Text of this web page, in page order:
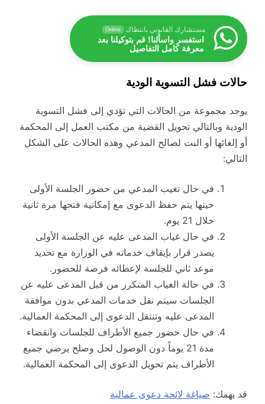
مستشارك القانوني بانتظاك Online
استفسر واسألنا! قم بتوكيلنا بعد
معرفة كامل التفاصيل
حالات فشل التسوية الودية
يوجد مجموعة من الحالات التي تؤدي إلى فشل التسوية
الودية وبالتالي تحويل القضية من مكتب العمل إلى المحكمة
أو إلغائها أو البت لصالح المدعي وهذه الحالات على الشكل
التالي:
في حال تغيب المدعي من حضور الجلسة الأولى
حينها يتم حفظ الدعوى مع إمكانية فتحها مرة ثانية
خلال 21 يوم.
في حال غياب المدعى عليه عن الجلسة الأولى
يصدر قرار بإيقاف خدماته في الوزارة مع تحديد
موعد ثاني للجلسة لإعطائه فرصة للحضور.
في حالة الغياب المتكرر من قبل المدعى عليه عن
الجلسات سيتم نقل خدمات المدعي بدون موافقة
المدعى عليه وتنتقل الدعوى إلى المحكمة العمالية.
في حال حضور جميع الأطراف للجلسات وانقضاء
مدة 21 يوماً دون الوصول لحل وصلح يرضي جميع
الأطراف يتم تحويل الدعوى إلى المحكمة العمالية.
قد يهمك: صياغة لائحة دعوى عمالية